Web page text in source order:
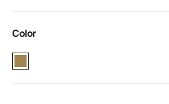
Color
Thule AllTrail X 15L Nutria brown (selected)